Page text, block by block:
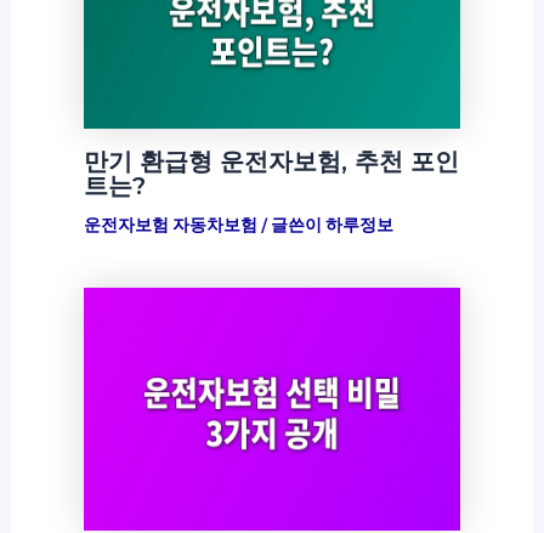
만기 환급형 운전자보험, 추천 포인
트는?
운전자보험 자동차보험 / 글쓴이 하루정보